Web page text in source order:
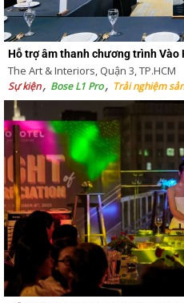
Hỗ trợ âm thanh chương trình Vào
The Art & Interiors, Quận 3, TP.HCM
Sự kiện Bose L1 Pro Trải nghiệm